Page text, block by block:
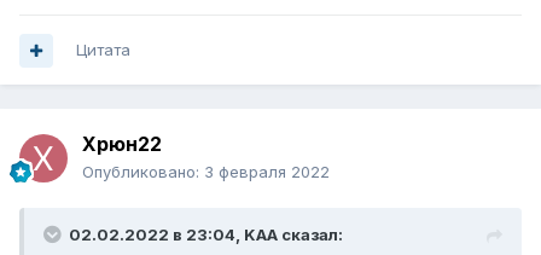
Цитата
Xpюн22
Опубликовано: 3 февраля 2022
02.02.2022 в 23:04, KAA сказал: